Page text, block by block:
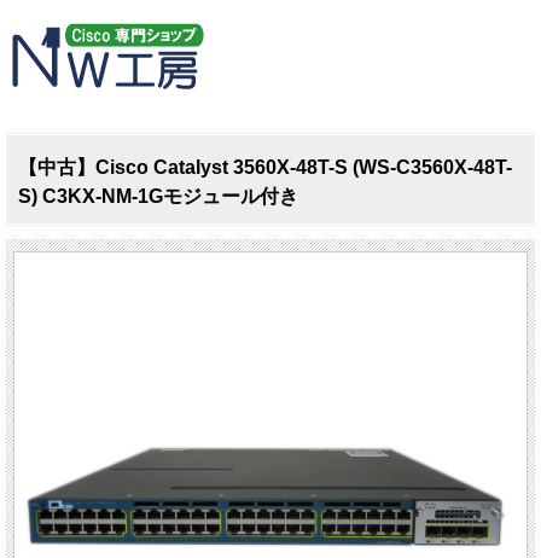
【中古】Cisco Catalyst 3560X-48T-S (WS-C3560X-48T-
S) C3KX-NM-1Gモジュール付き